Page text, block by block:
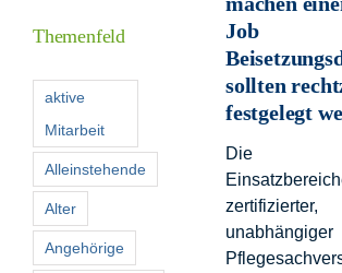
Förderer
Suche
nach:
Job
sollten
festgelegt
Die
zertifizierter,
unabhängiger
Themenfeld
aktive
Mitarbeit
Alleinstehende
Alter
Angehörige